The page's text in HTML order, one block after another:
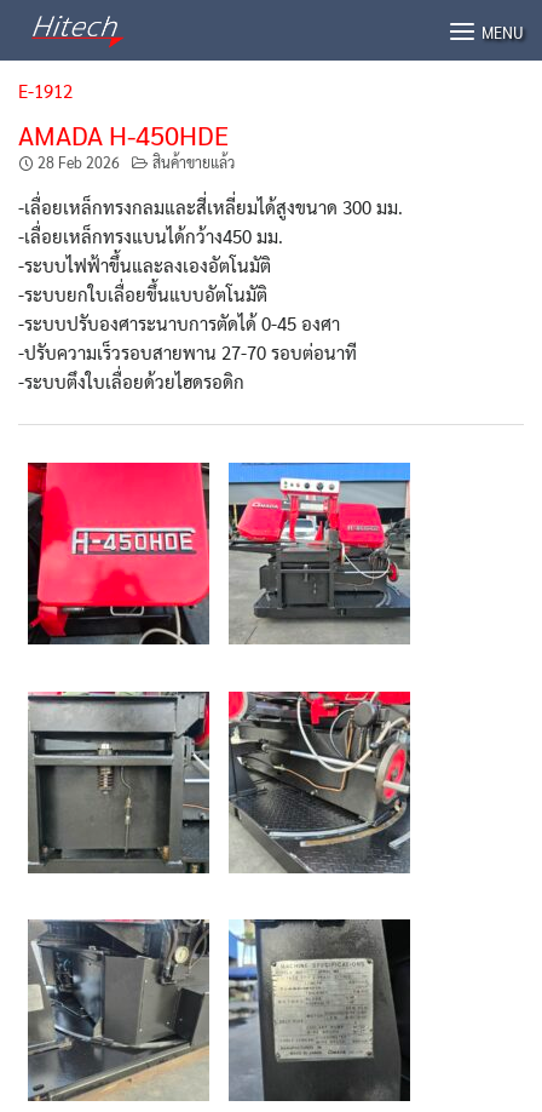
MENU
E-1912
AMADA H-450HDE
28 Feb 2026 สินค้าขายแล้ว
-เลื่อยเหล็กทรงกลมและสี่เหลี่ยมได้สูงขนาด 300 มม.
-เลื่อยเหล็กทรงแบนได้กว้าง450 มม.
-ระบบไฟฟ้าขึ้นและลงเองอัตโนมัติ
-ระบบยกใบเลื่อยขึ้นแบบอัตโนมัติ
-ระบบปรับองศาระนาบการตัดได้ 0-45 องศา
-ปรับความเร็วรอบสายพาน 27-70 รอบต่อนาที
-ระบบตึงใบเลื่อยด้วยไฮดรอดิก